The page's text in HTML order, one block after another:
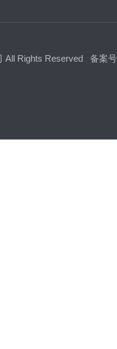
All Rights Reserved 备案